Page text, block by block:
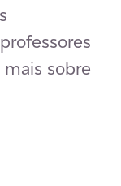
sobre
LinkedIn